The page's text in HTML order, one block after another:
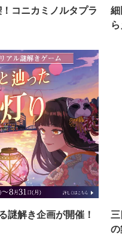
コニカミノルタプラ
謎解き企画が開催！